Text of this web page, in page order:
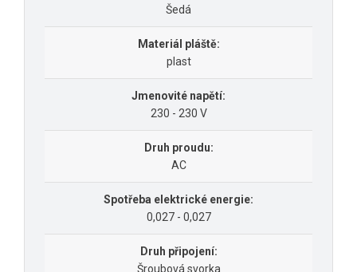
Šedá
Materiál pláště:
plast
Jmenovité napětí:
230 - 230 V
Druh proudu:
AC
Spotřeba elektrické energie:
0,027 - 0,027
Druh připojení:
Šroubová svorka